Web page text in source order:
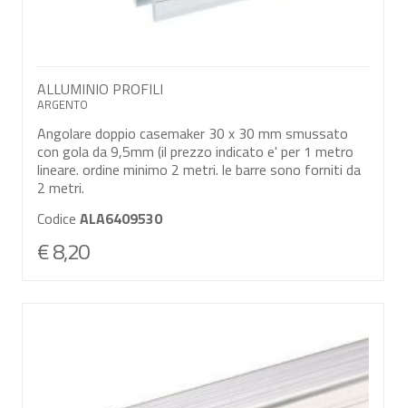
ALLUMINIO PROFILI
ARGENTO
Angolare doppio casemaker 30 x 30 mm smussato
con gola da 9,5mm (il prezzo indicato e' per 1 metro
lineare. ordine minimo 2 metri. le barre sono forniti da
2 metri.
Codice ALA6409530
€ 8,20